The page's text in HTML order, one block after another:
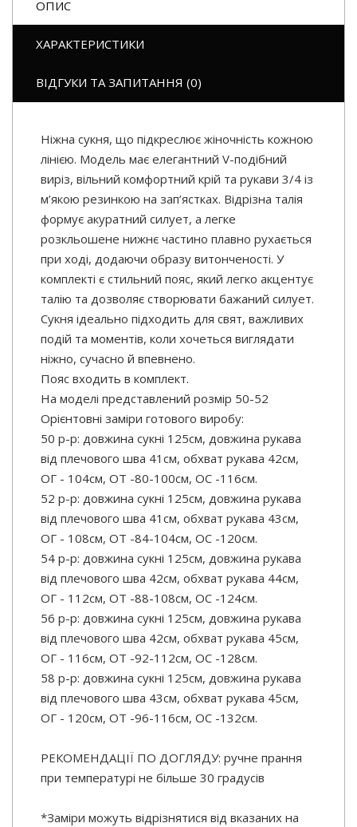
ОПИС
ХАРАКТЕРИСТИКИ
ВІДГУКИ ТА ЗАПИТАННЯ (0)
Ніжна сукня, що підкреслює жіночність кожною
лінією. Модель має елегантний V-подібний
виріз, вільний комфортний крій та рукави 3/4 із
м’якою резинкою на зап’ястках. Відрізна талія
формує акуратний силует, а легке
розкльошене нижнє частино плавно рухається
при ході, додаючи образу витонченості. У
комплекті є стильний пояс, який легко акцентує
талію та дозволяє створювати бажаний силует.
Сукня ідеально підходить для свят, важливих
подій та моментів, коли хочеться виглядати
ніжно, сучасно й впевнено.
Пояс входить в комплект.
На моделі представлений розмір 50-52
Орієнтовні заміри готового виробу:
50 р-р: довжина сукні 125см, довжина рукава
від плечового шва 41см, обхват рукава 42см,
ОГ - 104см, ОТ -80-100см, OC -116см.
52 р-р: довжина сукні 125см, довжина рукава
від плечового шва 41см, обхват рукава 43см,
ОГ - 108см, ОТ -84-104см, OC -120см.
54 р-р: довжина сукні 125см, довжина рукава
від плечового шва 42см, обхват рукава 44см,
ОГ - 112см, ОТ -88-108см, OC -124см.
56 р-р: довжина сукні 125см, довжина рукава
від плечового шва 42см, обхват рукава 45см,
ОГ - 116см, ОТ -92-112см, OC -128см.
58 р-р: довжина сукні 125см, довжина рукава
від плечового шва 43см, обхват рукава 45см,
ОГ - 120см, ОТ -96-116см, OC -132см.
РЕКОМЕНДАЦІЇ ПО ДОГЛЯДУ: ручне прання
при температурі не більше 30 градусів
*Заміри можуть відрізнятися від вказаних на